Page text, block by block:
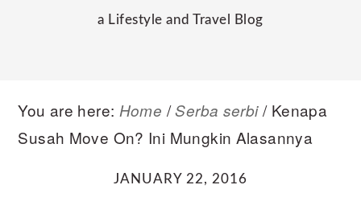
a Lifestyle and Travel Blog
You are here: Home / Serba serbi /Kenapa
Susah Move On? Ini Mungkin Alasannya
JANUARY 22, 2016